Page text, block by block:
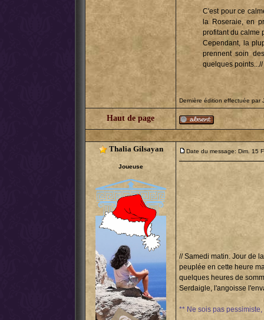
C'est pour ce
la Roseraie, en
profitant du calme
Cependant, la
prennent soin
quelques points...//
Dernière édition effectuée par
Haut de page
Thalia Gilsayan
Joueuse
Date du message: Dim. 15
// Samedi matin. Jour de
peuplée en cette heure
quelques heures de
Serdaigle, l'angoisse
** Ne sois pas